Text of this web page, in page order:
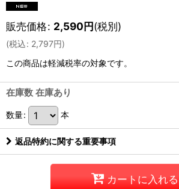
販売価格: 2,590円(税別)
(税込: 2,797円)
この商品は軽減税率の対象です。
在庫数 在庫あり
数量: 本
返品特約に関する重要事項
カートに入れる